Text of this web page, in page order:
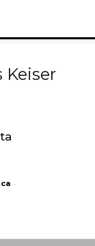
Keiser
-